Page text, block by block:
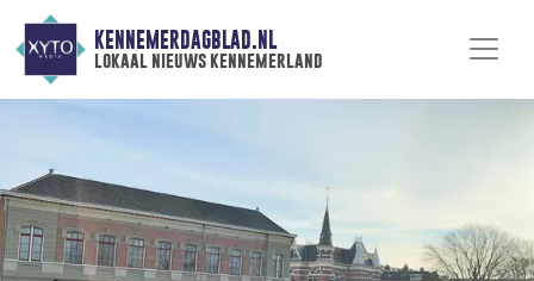
KENNEMERDAGBLAD.NL
lokaal nieuws kennemerland